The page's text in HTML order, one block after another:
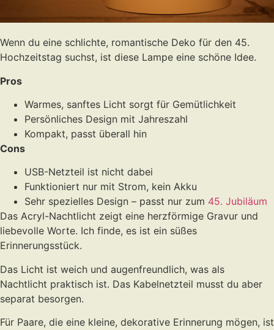
Wenn du eine schlichte, romantische Deko für den 45.
Hochzeitstag suchst, ist diese Lampe eine schöne Idee.
Pros
Warmes, sanftes Licht sorgt für Gemütlichkeit
Persönliches Design mit Jahreszahl
Kompakt, passt überall hin
Cons
USB-Netzteil ist nicht dabei
Funktioniert nur mit Strom, kein Akku
Sehr spezielles Design – passt nur zum 45. Jubiläum
Das Acryl-Nachtlicht zeigt eine herzförmige Gravur und
liebevolle Worte. Ich finde, es ist ein süßes
Erinnerungsstück.
Das Licht ist weich und augenfreundlich, was als
Nachtlicht praktisch ist. Das Kabelnetzteil musst du aber
separat besorgen.
Für Paare, die eine kleine, dekorative Erinnerung mögen, ist